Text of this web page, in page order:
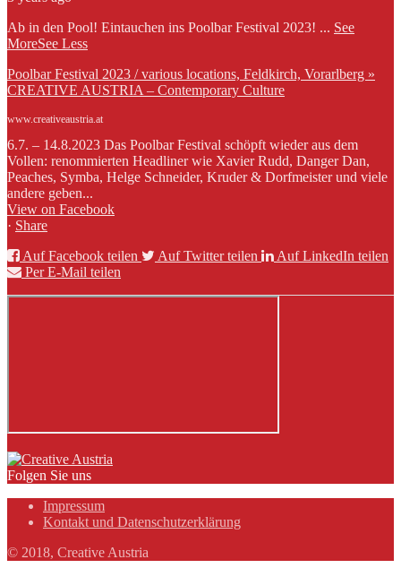
Ab in den Pool! Eintauchen ins Poolbar Festival 2023! ... See
MoreSee Less
Poolbar Festival 2023 / various locations, Feldkirch, Vorarlberg »
CREATIVE AUSTRIA – Contemporary Culture
www.creativeaustria.at
6.7. – 14.8.2023 Das Poolbar Festival schöpft wieder aus dem
Vollen: renommierten Headliner wie Xavier Rudd, Danger Dan,
Peaches, Symba, Helge Schneider, Kruder & Dorfmeister und viele
andere geben...
View on Facebook
· Share
Auf Facebook teilen
Auf Twitter teilen
Auf LinkedIn teilen
Per E-Mail teilen
Folgen Sie uns
Impressum
Kontakt und Datenschutzerklärung
© 2018, Creative Austria